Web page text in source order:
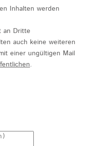
Inhalten werden
an Dritte
auch keine weiteren
einer ungültigen Mail
.